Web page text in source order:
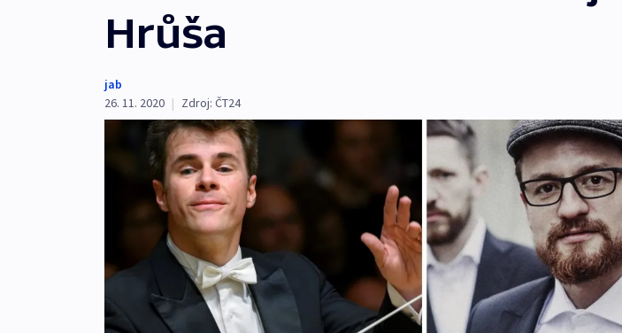
Hrůša
jab
26. 11. 2020 | Zdroj: ČT24